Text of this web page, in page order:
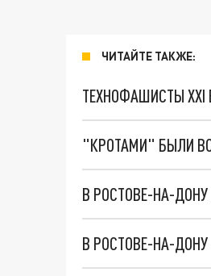
ЧИТАЙТЕ ТАКЖЕ:
ТЕХНОФАШИСТЫ XXI
"КРОТАМИ" БЫЛИ
В РОСТОВЕ-НА-